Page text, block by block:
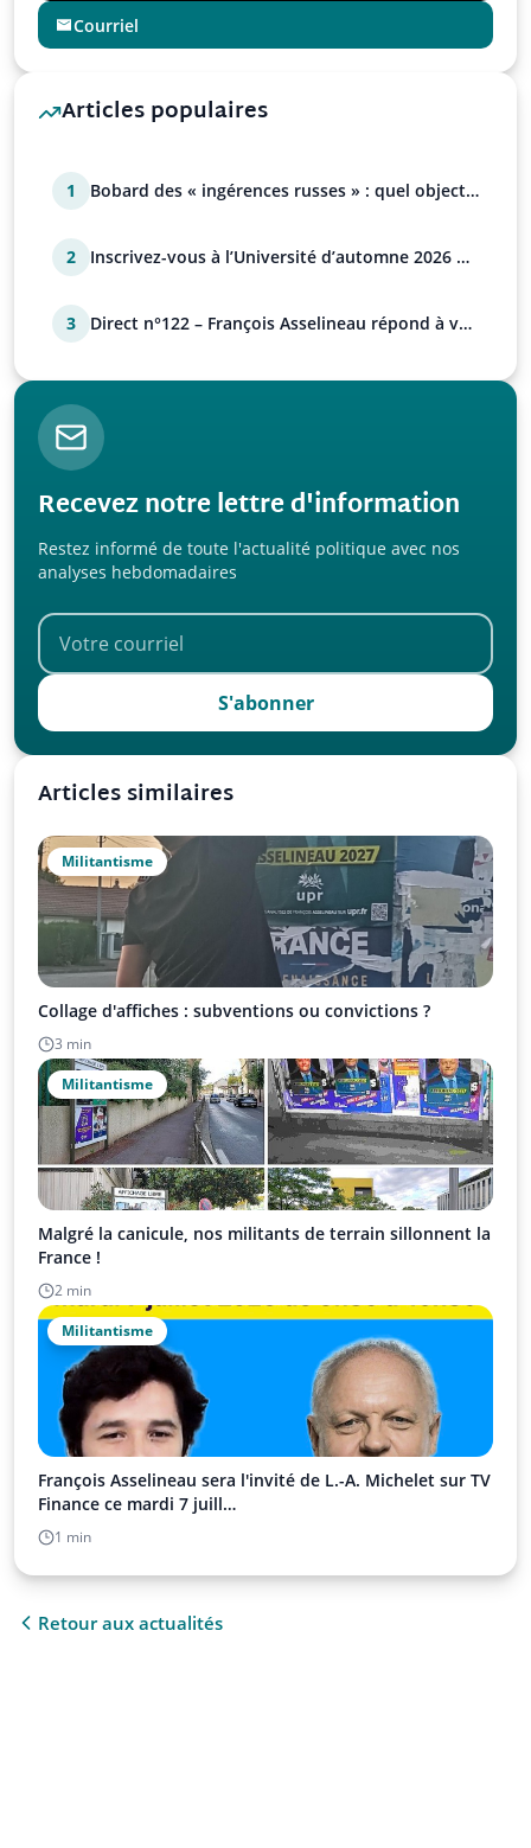
Courriel
Articles populaires
1
Bobard des « ingérences russes » : quel objectif
2
Inscrivez-vous à l’Université d’automne 2026 de
3
Direct n°122 – François Asselineau répond à vos
Recevez notre lettre d'information
Restez informé de toute l'actualité politique avec nos
analyses hebdomadaires
S'abonner
Articles similaires
Militantisme
Collage d'affiches : subventions ou convictions ?
3 min
Militantisme
Malgré la canicule, nos militants de terrain sillonnent la
France !
2 min
Militantisme
François Asselineau sera l'invité de L.-A. Michelet sur TV
Finance ce mardi 7 juill…
1 min
Retour aux actualités